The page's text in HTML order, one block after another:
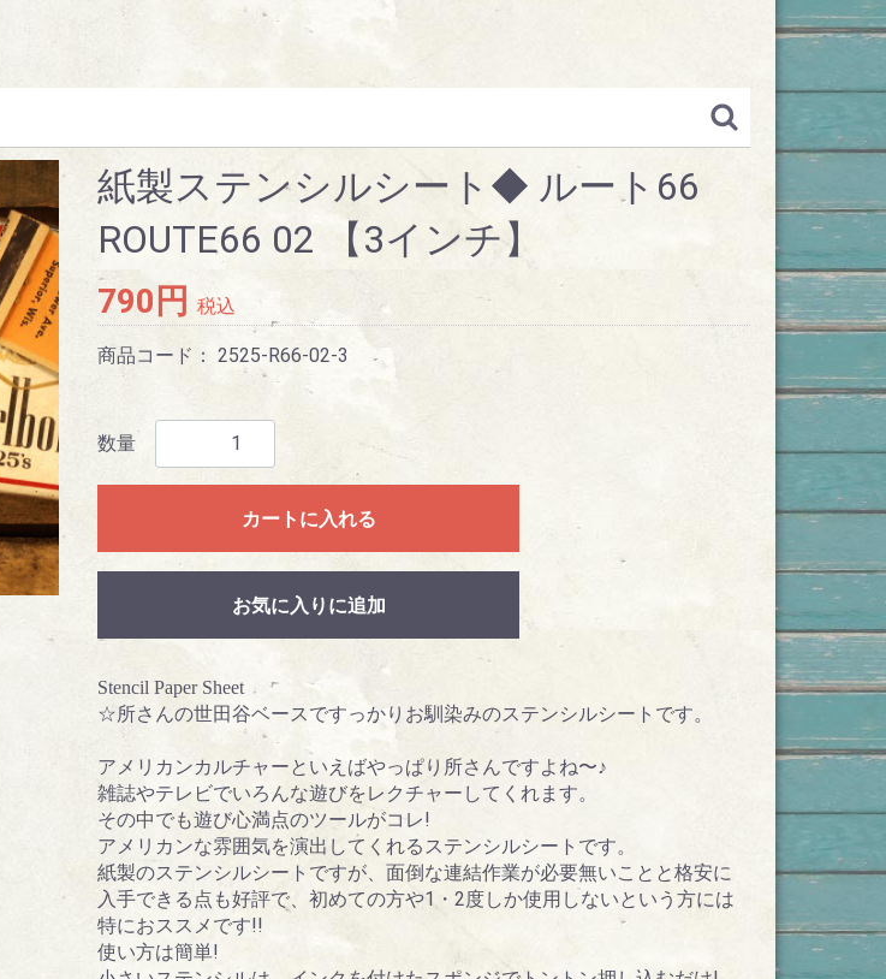
紙製ステンシルシート◆ ルート66
ROUTE66 02 【3インチ】
790円 税込
商品コード： 2525-R66-02-3
数量
カートに入れる
お気に入りに追加
Stencil Paper Sheet
☆所さんの世田谷ベースですっかりお馴染みのステンシルシートです。
アメリカンカルチャーといえばやっぱり所さんですよね〜♪
雑誌やテレビでいろんな遊びをレクチャーしてくれます。
その中でも遊び心満点のツールがコレ!
アメリカンな雰囲気を演出してくれるステンシルシートです。
紙製のステンシルシートですが、面倒な連結作業が必要無いことと格安に
入手できる点も好評で、初めての方や1・2度しか使用しないという方には
特におススメです!!
使い方は簡単!